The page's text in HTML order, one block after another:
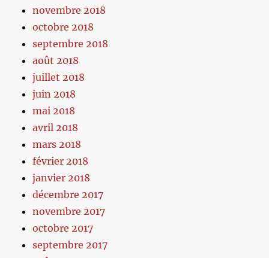
novembre 2018
octobre 2018
septembre 2018
août 2018
juillet 2018
juin 2018
mai 2018
avril 2018
mars 2018
février 2018
janvier 2018
décembre 2017
novembre 2017
octobre 2017
septembre 2017